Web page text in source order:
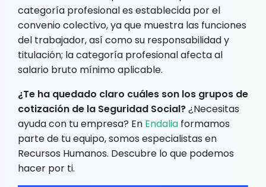
categoría profesional es establecida por el
convenio colectivo, ya que muestra las funciones
del trabajador, así como su responsabilidad y
titulación; la categoría profesional afecta al
salario bruto mínimo aplicable.
¿Te ha quedado claro cuáles son los grupos de
cotización de la Seguridad Social?¿Necesitas
ayuda con tu empresa? En Endalia formamos
parte de tu equipo, somos especialistas en
Recursos Humanos. Descubre lo que podemos
hacer por ti.